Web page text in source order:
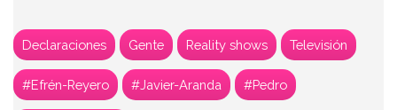
Declaraciones Gente Reality shows Televisión
#Efrén-Reyero #Javier-Aranda #Pedro